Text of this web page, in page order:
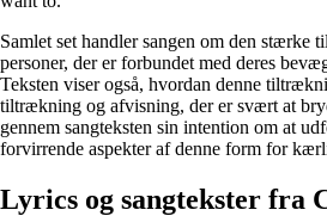
Samlet set handler sangen om den stærke
personer, der er forbundet med deres
Teksten viser også, hvordan denne
tiltrækning og afvisning, der er svært at
gennem sangteksten sin intention om at
forvirrende aspekter af denne form for
Lyrics og sangtekster fra